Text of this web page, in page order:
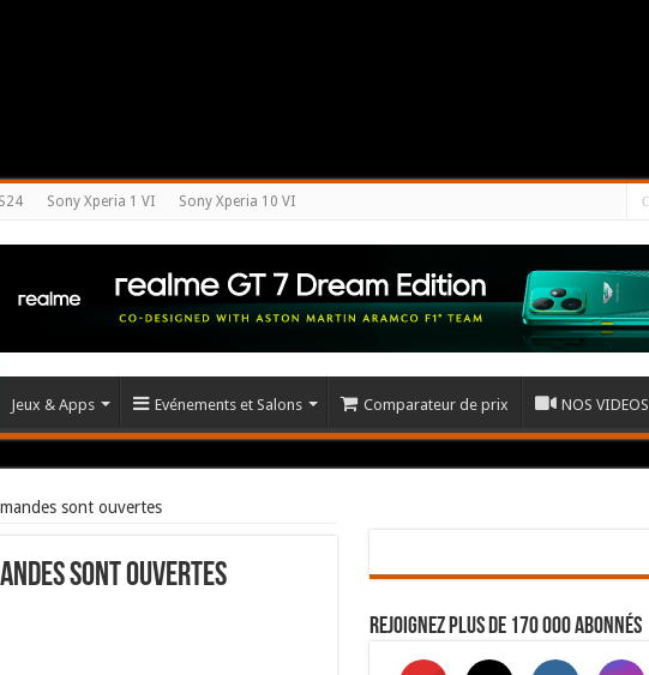
Sony Xperia 1 VI Sony Xperia 10 VI
Jeux & Apps Evénements et Salons Comparateur de prix NOS VIDEOS
sont ouvertes
sont ouvertes
Rejoignez plus de 170 000 abonnés